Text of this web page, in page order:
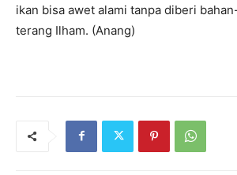
ikan bisa awet alami tanpa diberi
terang Ilham. (Anang)